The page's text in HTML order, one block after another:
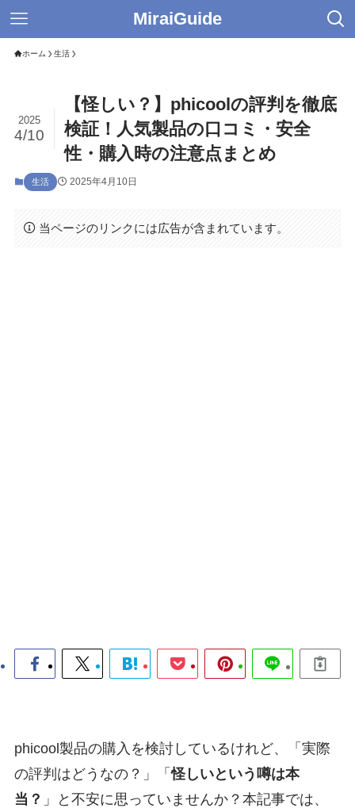
MiraiGuide
ホーム 生活
【怪しい？】phicoolの評判を徹底
検証！人気製品の口コミ・安全
性・購入時の注意点まとめ
2025
4/10
生活 2025年4月10日
当ページのリンクには広告が含まれています。
phicool製品の購入を検討しているけれど、「実際
の評判はどうなの？」「怪しいという噂は本
当？ 」と不安に思っていませんか？本記事では、